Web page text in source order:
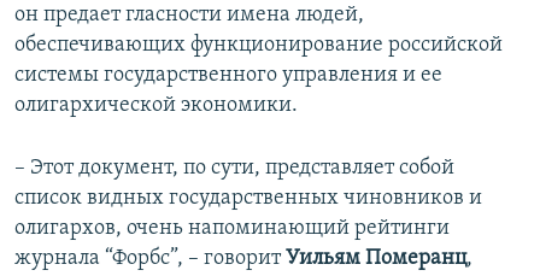
он предает гласности имена людей,
обеспечивающих функционирование российской
системы государственного управления и ее
олигархической экономики.
– Этот документ, по сути, представляет собой
список видных государственных чиновников и
олигархов, очень напоминающий рейтинги
журнала “Форбс”, – говорит Уильям Померанц,